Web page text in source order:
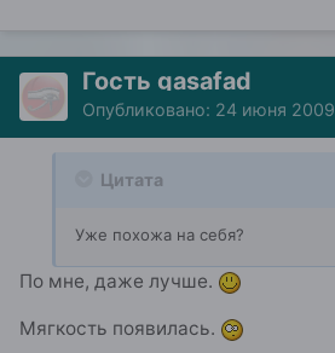
Гость gasafad
Опубликовано: 24 июня 2009
Цитата
Уже похожа на себя?
По мне, даже лучше.
Мягкость появилась.